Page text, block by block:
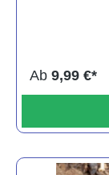
Ab 9,99 €*